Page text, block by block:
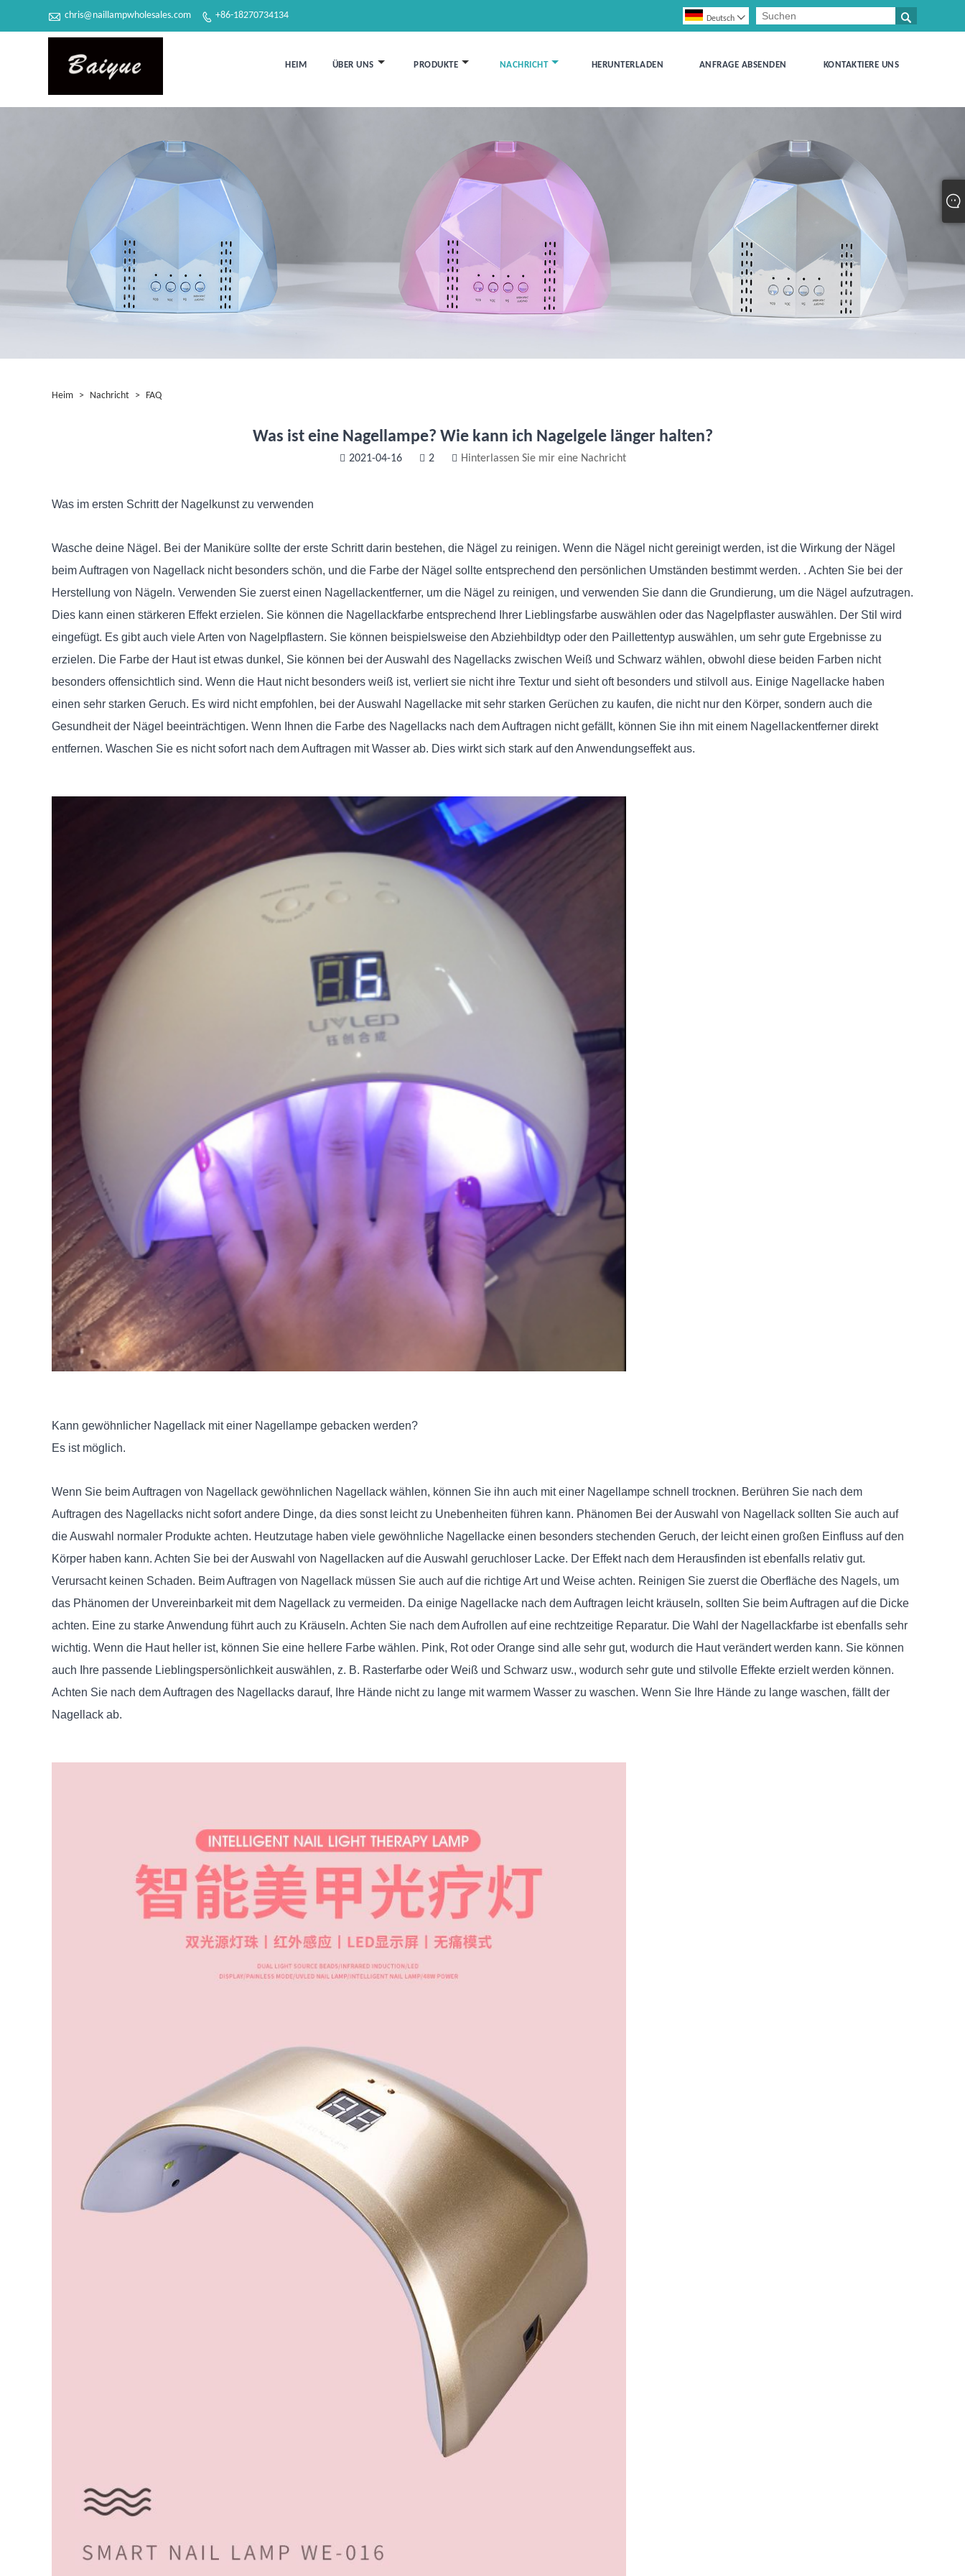
 chris@naillampwholesales.com  +86-18270734134 
Deutsch 
HEIM ÜBER UNS PRODUKTE NACHRICHT HERUNTERLADEN ANFRAGE ABSENDEN KONTAKTIERE UNS
Heim > Nachricht > FAQ
Was ist eine Nagellampe? Wie kann ich Nagelgele länger halten?
2021-04-16 2 Hinterlassen Sie mir eine Nachricht
Was im ersten Schritt der Nagelkunst zu verwenden
Wasche deine Nägel. Bei der Maniküre sollte der erste Schritt darin bestehen, die Nägel zu reinigen. Wenn die Nägel nicht gereinigt werden, ist die Wirkung der Nägel
beim Auftragen von Nagellack nicht besonders schön, und die Farbe der Nägel sollte entsprechend den persönlichen Umständen bestimmt werden. . Achten Sie bei der
Herstellung von Nägeln. Verwenden Sie zuerst einen Nagellackentferner, um die Nägel zu reinigen, und verwenden Sie dann die Grundierung, um die Nägel aufzutragen.
Dies kann einen stärkeren Effekt erzielen. Sie können die Nagellackfarbe entsprechend Ihrer Lieblingsfarbe auswählen oder das Nagelpflaster auswählen. Der Stil wird
eingefügt. Es gibt auch viele Arten von Nagelpflastern. Sie können beispielsweise den Abziehbildtyp oder den Paillettentyp auswählen, um sehr gute Ergebnisse zu
erzielen. Die Farbe der Haut ist etwas dunkel, Sie können bei der Auswahl des Nagellacks zwischen Weiß und Schwarz wählen, obwohl diese beiden Farben nicht
besonders offensichtlich sind. Wenn die Haut nicht besonders weiß ist, verliert sie nicht ihre Textur und sieht oft besonders und stilvoll aus. Einige Nagellacke haben
einen sehr starken Geruch. Es wird nicht empfohlen, bei der Auswahl Nagellacke mit sehr starken Gerüchen zu kaufen, die nicht nur den Körper, sondern auch die
Gesundheit der Nägel beeinträchtigen. Wenn Ihnen die Farbe des Nagellacks nach dem Auftragen nicht gefällt, können Sie ihn mit einem Nagellackentferner direkt
entfernen. Waschen Sie es nicht sofort nach dem Auftragen mit Wasser ab. Dies wirkt sich stark auf den Anwendungseffekt aus.
Kann gewöhnlicher Nagellack mit einer Nagellampe gebacken werden?
Es ist möglich.
Wenn Sie beim Auftragen von Nagellack gewöhnlichen Nagellack wählen, können Sie ihn auch mit einer Nagellampe schnell trocknen. Berühren Sie nach dem
Auftragen des Nagellacks nicht sofort andere Dinge, da dies sonst leicht zu Unebenheiten führen kann. Phänomen Bei der Auswahl von Nagellack sollten Sie auch auf
die Auswahl normaler Produkte achten. Heutzutage haben viele gewöhnliche Nagellacke einen besonders stechenden Geruch, der leicht einen großen Einfluss auf den
Körper haben kann. Achten Sie bei der Auswahl von Nagellacken auf die Auswahl geruchloser Lacke. Der Effekt nach dem Herausfinden ist ebenfalls relativ gut.
Verursacht keinen Schaden. Beim Auftragen von Nagellack müssen Sie auch auf die richtige Art und Weise achten. Reinigen Sie zuerst die Oberfläche des Nagels, um
das Phänomen der Unvereinbarkeit mit dem Nagellack zu vermeiden. Da einige Nagellacke nach dem Auftragen leicht kräuseln, sollten Sie beim Auftragen auf die Dicke
achten. Eine zu starke Anwendung führt auch zu Kräuseln. Achten Sie nach dem Aufrollen auf eine rechtzeitige Reparatur. Die Wahl der Nagellackfarbe ist ebenfalls sehr
wichtig. Wenn die Haut heller ist, können Sie eine hellere Farbe wählen. Pink, Rot oder Orange sind alle sehr gut, wodurch die Haut verändert werden kann. Sie können
auch Ihre passende Lieblingspersönlichkeit auswählen, z. B. Rasterfarbe oder Weiß und Schwarz usw., wodurch sehr gute und stilvolle Effekte erzielt werden können.
Achten Sie nach dem Auftragen des Nagellacks darauf, Ihre Hände nicht zu lange mit warmem Wasser zu waschen. Wenn Sie Ihre Hände zu lange waschen, fällt der
Nagellack ab.